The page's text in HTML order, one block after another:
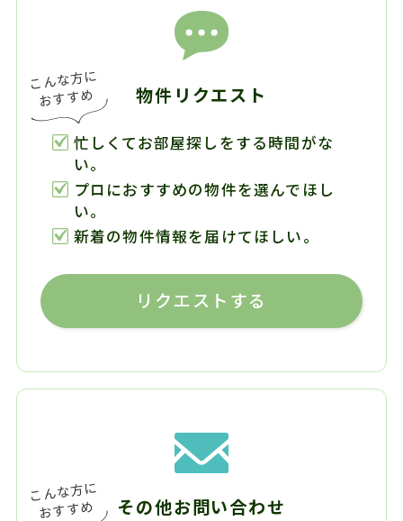
物件リクエスト
忙しくてお部屋探しをする時間がな
い。
プロにおすすめの物件を選んでほし
い。
新着の物件情報を届けてほしい。
リクエストする
その他お問い合わせ